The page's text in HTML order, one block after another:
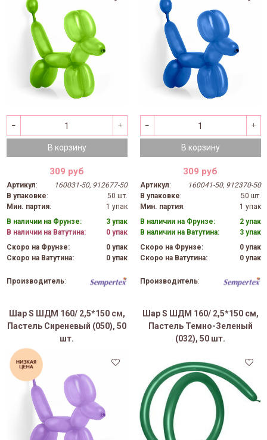
В корзину
309 руб
Артикул:
160031-50, 912677-50
В упаковке:
50 шт.
Мин. партия:
1 упак
В наличии на Фрунзе:
3 упак
В наличии на Ватутина:
0 упак
Скоро на Фрунзе:
0 упак
Скоро на Ватутина:
0 упак
Производитель:
В корзину
309 руб
Артикул:
160041-50, 912370-50
В упаковке:
50 шт.
Мин. партия:
1 упак
В наличии на Фрунзе:
2 упак
В наличии на Ватутина:
3 упак
Скоро на Фрунзе:
0 упак
Скоро на Ватутина:
0 упак
Производитель:
Шар S ШДМ 160/ 2,5*150 см,
Пастель Сиреневый (050), 50
шт.
Шар S ШДМ 160/ 2,5*150 см,
Пастель Темно-Зеленый
(032), 50 шт.